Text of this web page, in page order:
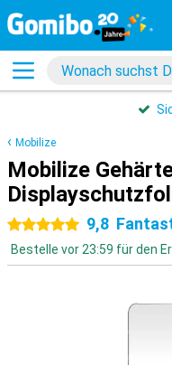
Mobilize
Mobilize
5 Sterne9,8
Bestelle vor 23:59 für den